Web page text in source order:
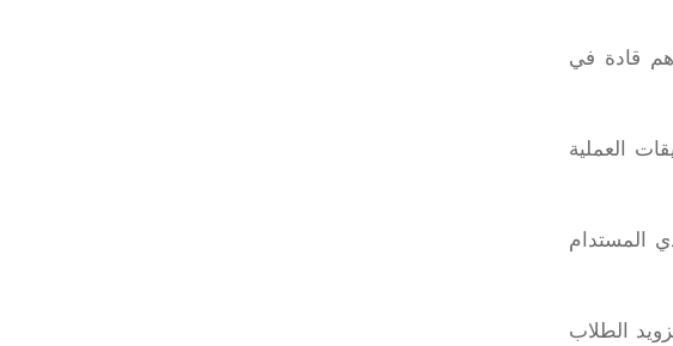
هم قادة في
العملية
المستدام
الطلاب